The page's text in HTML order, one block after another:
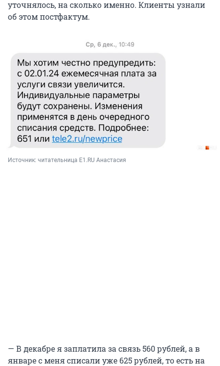
уточнялось, на сколько именно. Клиенты узнали
об этом постфактум.
Источник: читательница E1.RU Анастасия
— В декабре я заплатила за связь 560 рублей, а в
январе с меня списали уже 625 рублей, то есть на